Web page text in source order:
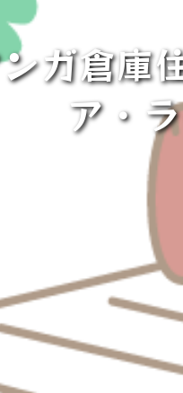
ガ倉庫
ア・